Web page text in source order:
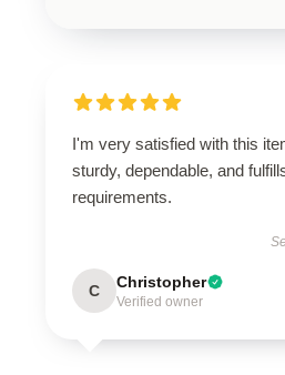
I'm very satisfied with this
sturdy, dependable, and
requirements.
C Christopher
Verified owner